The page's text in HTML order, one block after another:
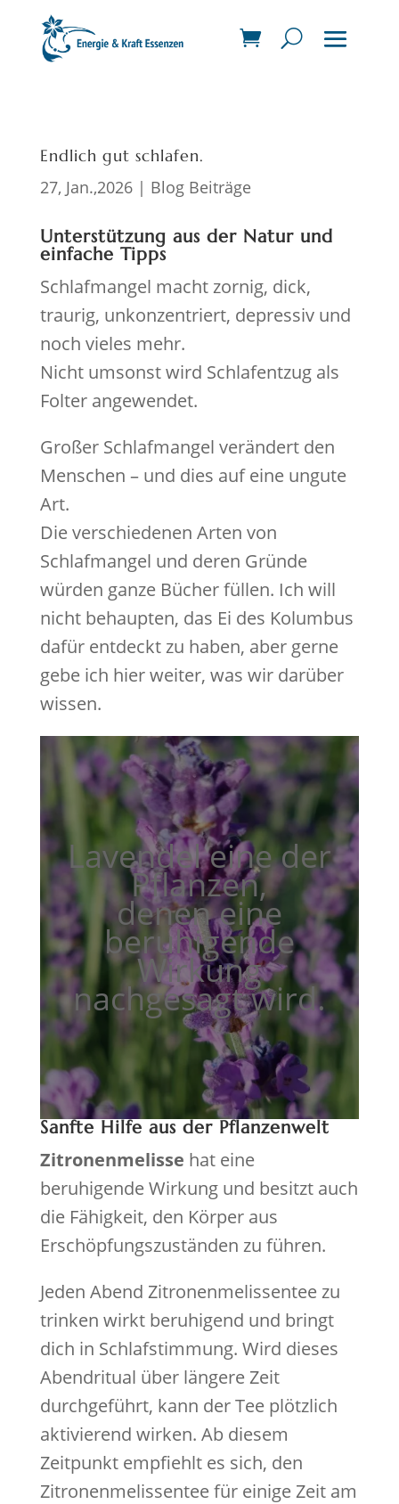
Endlich gut schlafen.
27, Jan.,2026| Blog Beiträge
Unterstützung aus der Natur und
einfache Tipps
Schlafmangel macht zornig, dick,
traurig, unkonzentriert, depressiv und
noch vieles mehr.
Nicht umsonst wird Schlafentzug als
Folter angewendet.
Großer Schlafmangel verändert den
Menschen – und dies auf eine ungute
Art.
Die verschiedenen Arten von
Schlafmangel und deren Gründe
würden ganze Bücher füllen. Ich will
nicht behaupten, das Ei des Kolumbus
dafür entdeckt zu haben, aber gerne
gebe ich hier weiter, was wir darüber
wissen.
Lavendel eine der
Pflanzen,
denen eine
beruhigende
Wirkung
nachgesagt wird.
Sanfte Hilfe aus der Pflanzenwelt
Zitronenmelisse hat eine
beruhigende Wirkung und besitzt auch
die Fähigkeit, den Körper aus
Erschöpfungszuständen zu führen.
Jeden Abend Zitronenmelissentee zu
trinken wirkt beruhigend und bringt
dich in Schlafstimmung. Wird dieses
Abendritual über längere Zeit
durchgeführt, kann der Tee plötzlich
aktivierend wirken. Ab diesem
Zeitpunkt empfiehlt es sich, den
Zitronenmelissentee für einige Zeit am